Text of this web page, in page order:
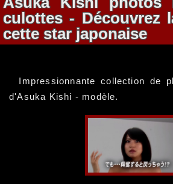
culottes - Découvrez
cette star japonaise
Impressionnante collection de
d'Asuka Kishi - modèle.